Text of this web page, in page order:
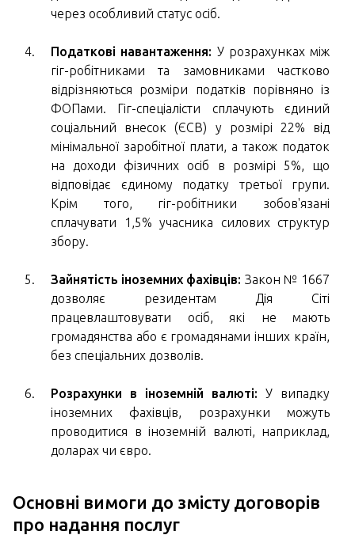
через особливий статус осіб.
Податкові навантаження: У розрахунках між
гіг-робітниками та замовниками частково
відрізняються розміри податків порівняно із
ФОПами. Гіг-спеціалісти сплачують єдиний
соціальний внесок (ЄСВ) у розмірі 22% від
мінімальної заробітної плати, а також податок
на доходи фізичних осіб в розмірі 5%, що
відповідає єдиному податку третьої групи.
Крім того, гіг-робітники зобов'язані
сплачувати 1,5% учасника силових структур
збору.
Зайнятість іноземних фахівців: Закон № 1667
дозволяє резидентам Дія Сіті
працевлаштовувати осіб, які не мають
громадянства або є громадянами інших країн,
без спеціальних дозволів.
Розрахунки в іноземній валюті: У випадку
іноземних фахівців, розрахунки можуть
проводитися в іноземній валюті, наприклад,
доларах чи євро.
Основні вимоги до змісту договорів
про надання послуг